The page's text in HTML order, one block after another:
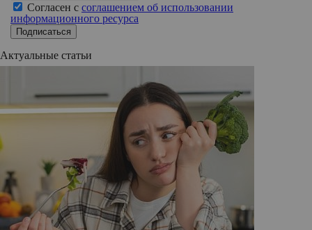
Согласен с соглашением об использовании
информационного ресурса
Подписаться
Актуальные статьи